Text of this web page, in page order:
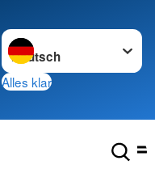
Sprache wechseln zu
Alles klar